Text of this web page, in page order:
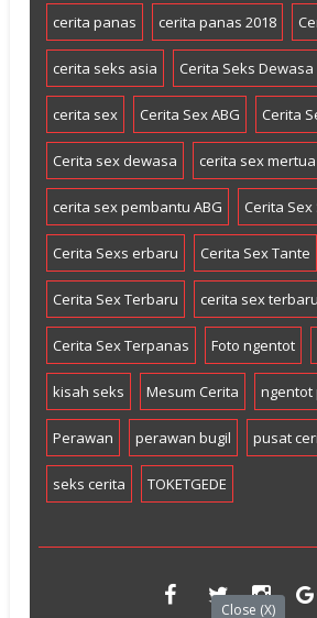
cerita panas cerita panas 2018
cerita seks asia Cerita Seks Dewasa
cerita sex Cerita Sex ABG Cerita
Cerita sex dewasa cerita sex mertua
cerita sex pembantu ABG Cerita
Cerita Sexs erbaru Cerita Sex Tante
Cerita Sex Terbaru cerita sex
Cerita Sex Terpanas Foto ngentot
kisah seks Mesum Cerita ngentot
Perawan perawan bugil pusat
seks cerita TOKETGEDE
Close (X)